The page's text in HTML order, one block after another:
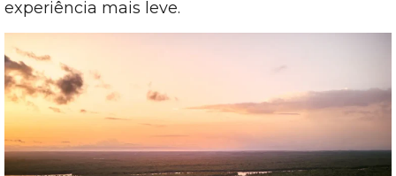
experiência mais leve.